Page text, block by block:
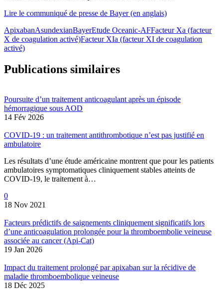
Lire le communiqué de presse de Bayer (en anglais)
ApixabanAsundexianBayerEtude Oceanic-AFFacteur Xa (facteur
X de coagulation activé)Facteur XIa (facteur XI de coagulation
activé)
Publications similaires
Poursuite d’un traitement anticoagulant après un épisode
hémorragique sous AOD
14 Fév 2026
COVID-19 : un traitement antithrombotique n’est pas justifié en
ambulatoire
Les résultats d’une étude américaine montrent que pour les patients
ambulatoires symptomatiques cliniquement stables atteints de
COVID-19, le traitement à…
0
18 Nov 2021
Facteurs prédictifs de saignements cliniquement significatifs lors
d’une anticoagulation prolongée pour la thromboembolie veineuse
associée au cancer (Api-Cat)
19 Jan 2026
Impact du traitement prolongé par apixaban sur la récidive de
maladie thromboembolique veineuse
18 Déc 2025